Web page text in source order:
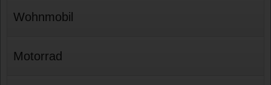
Wohnmobil
Motorrad